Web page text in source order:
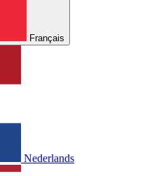
Français
Nederlands